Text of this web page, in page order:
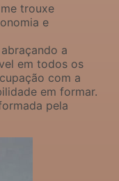
trouxe
e
a
em todos os
com a
em formar.
pela